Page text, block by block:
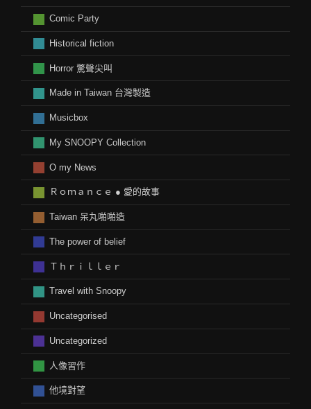
Comic Party
Historical fiction
Horror 驚聲尖叫
Made in Taiwan 台灣製造
Musicbox
My SNOOPY Collection
O my News
Ｒｏｍａｎｃｅ ● 愛的故事
Taiwan 呆丸啪啪造
The power of belief
Ｔｈｒｉｌｌｅｒ
Travel with Snoopy
Uncategorised
Uncategorized
人像習作
他境對望